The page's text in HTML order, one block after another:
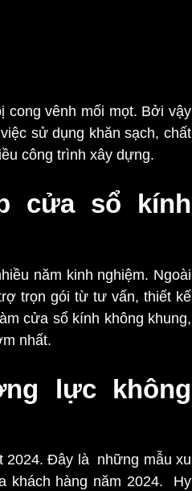
cong vênh mối mọt. Bởi vậy
sử dụng khăn sạch, chất
công trình xây dựng.
cửa sổ kính
năm kinh nghiệm. Ngoài
trọn gói từ tư vấn, thiết kế
cửa sổ kính không khung,
nhất.
lực không
2024. Đây là những mẫu xu
khách hàng năm 2024. Hy